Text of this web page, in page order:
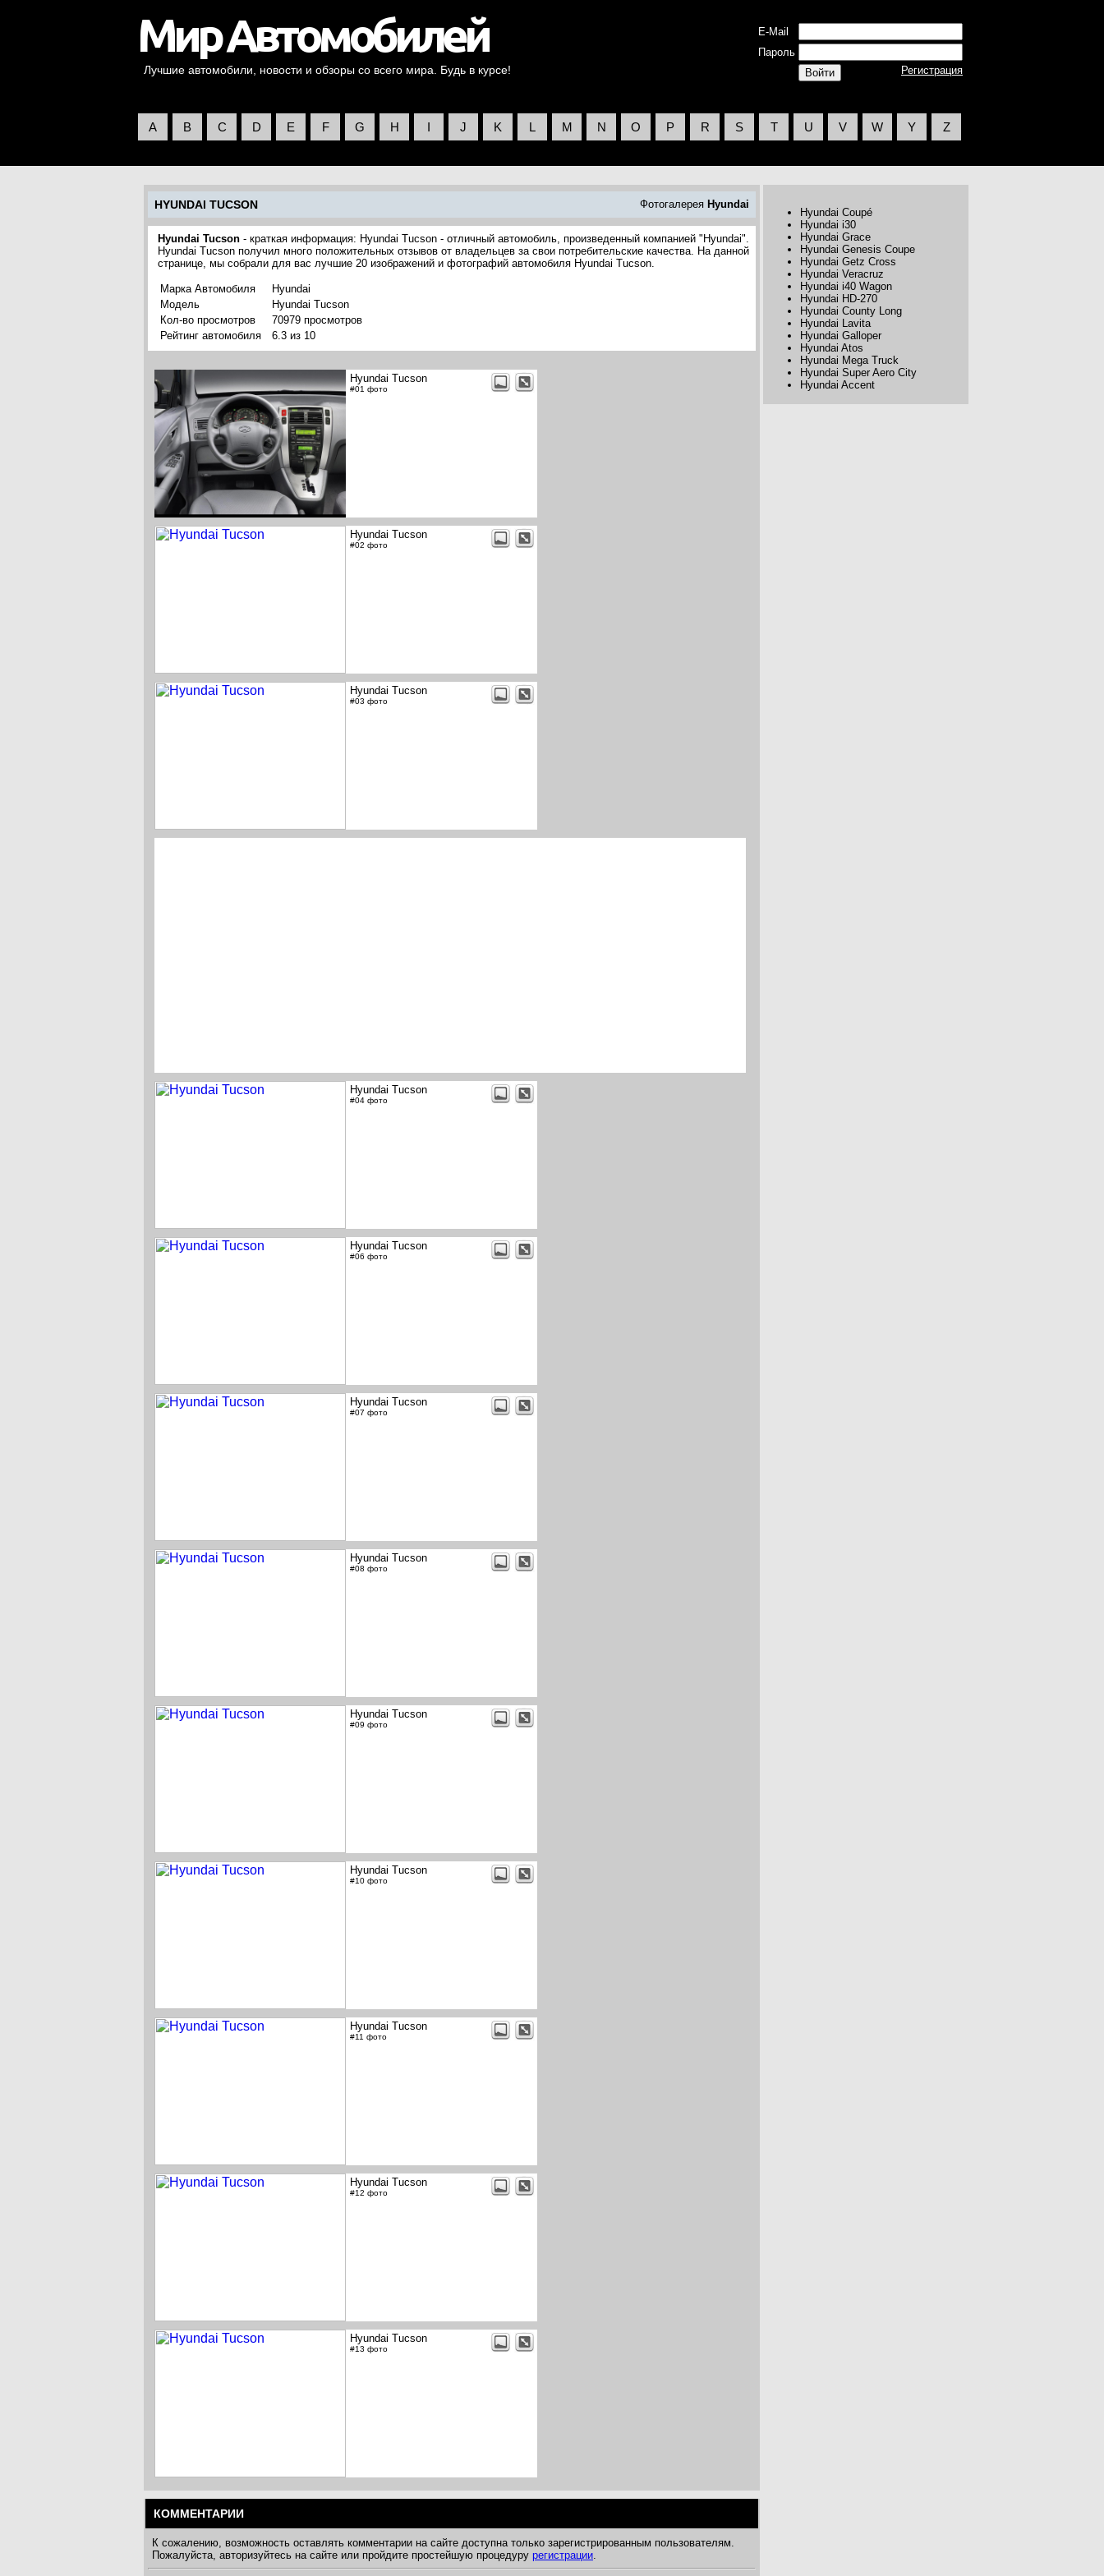
Лучшие автомобили, новости и обзоры со всего мира. Будь в курсе!
E-Mail
Пароль
Регистрация
A B C D E F G H I J K L M N O P R S T U V W Y Z
HYUNDAI TUCSON Фотогалерея Hyundai
Hyundai Tucson - краткая информация: Hyundai Tucson - отличный автомобиль, произведенный компанией "Hyundai".
Hyundai Tucson получил много положительных отзывов от владельцев за свои потребительские качества. На данной
странице, мы собрали для вас лучшие 20 изображений и фотографий автомобиля Hyundai Tucson.
Марка Автомобиля
Hyundai
Модель
Hyundai Tucson
Кол-во просмотров
70979 просмотров
Рейтинг автомобиля
6.3 из 10
Hyundai Tucson
#01 фото
Hyundai Tucson
#02 фото
Hyundai Tucson
#03 фото
Hyundai Tucson
#04 фото
Hyundai Tucson
#06 фото
Hyundai Tucson
#07 фото
Hyundai Tucson
#08 фото
Hyundai Tucson
#09 фото
Hyundai Tucson
#10 фото
Hyundai Tucson
#11 фото
Hyundai Tucson
#12 фото
Hyundai Tucson
#13 фото
КОММЕНТАРИИ
К сожалению, возможность оставлять комментарии на сайте доступна только зарегистрированным пользователям.
Пожалуйста, авторизуйтесь на сайте или пройдите простейшую процедуру регистрации.
Hyundai Coupé
Hyundai i30
Hyundai Grace
Hyundai Genesis Coupe
Hyundai Getz Cross
Hyundai Veracruz
Hyundai i40 Wagon
Hyundai HD-270
Hyundai County Long
Hyundai Lavita
Hyundai Galloper
Hyundai Atos
Hyundai Mega Truck
Hyundai Super Aero City
Hyundai Accent